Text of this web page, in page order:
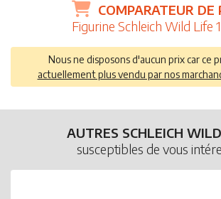
COMPARATEUR DE
Figurine Schleich Wild Life
Nous ne disposons d'aucun prix car ce
actuellement plus vendu par nos
AUTRES SCHLEICH
susceptibles de vous